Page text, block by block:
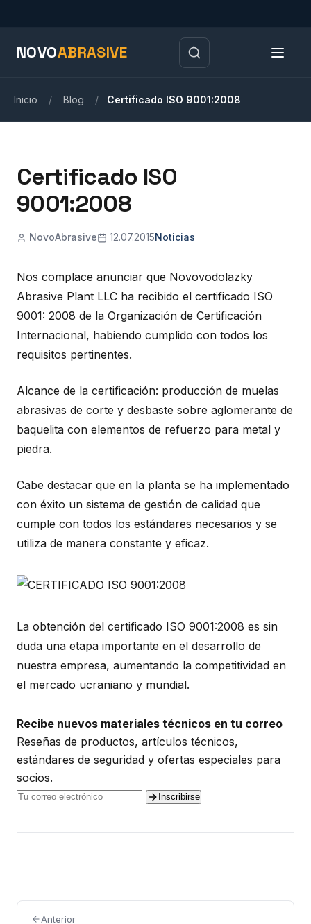
NOVOABRASIVE
Inicio / Blog / Certificado ISO 9001:2008
Certificado ISO
9001:2008
NovoAbrasive 12.07.2015Noticias
Nos complace anunciar que Novovodolazky
Abrasive Plant LLC ha recibido el certificado ISO
9001: 2008 de la Organización de Certificación
Internacional, habiendo cumplido con todos los
requisitos pertinentes.
Alcance de la certificación: producción de muelas
abrasivas de corte y desbaste sobre aglomerante de
baquelita con elementos de refuerzo para metal y
piedra.
Cabe destacar que en la planta se ha implementado
con éxito un sistema de gestión de calidad que
cumple con todos los estándares necesarios y se
utiliza de manera constante y eficaz.
La obtención del certificado ISO 9001:2008 es sin
duda una etapa importante en el desarrollo de
nuestra empresa, aumentando la competitividad en
el mercado ucraniano y mundial.
Recibe nuevos materiales técnicos en tu correo
Reseñas de productos, artículos técnicos,
estándares de seguridad y ofertas especiales para
socios.
Inscribirse
Anterior